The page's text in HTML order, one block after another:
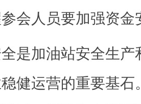
会人员要加强资金
加油站安全生产
健运营的重要基石